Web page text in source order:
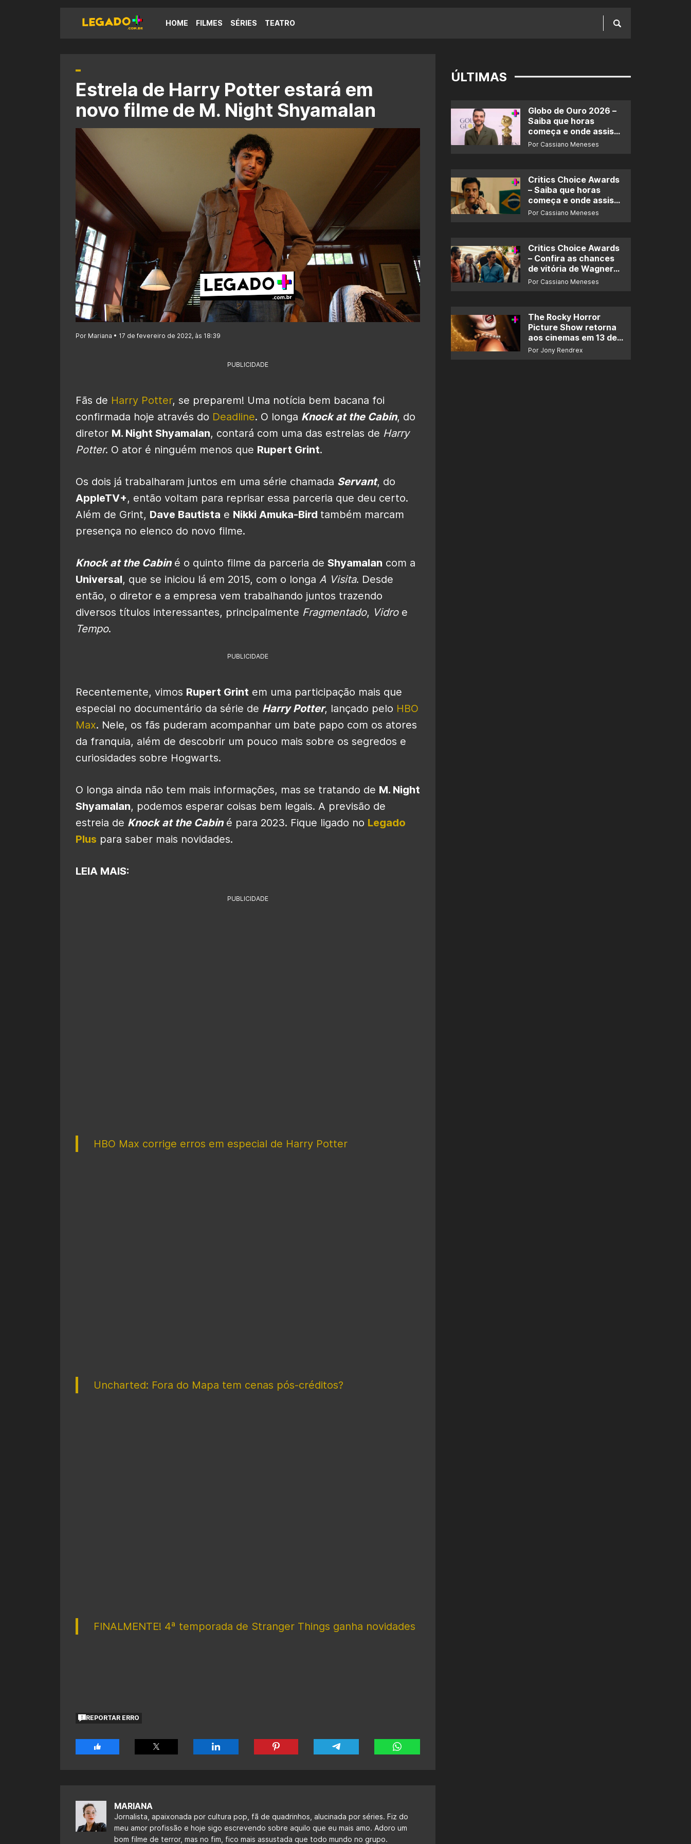
HOME FILMES SÉRIES TEATRO
Estrela de Harry Potter estará em
novo filme de M. Night Shyamalan
Por Mariana • 17 de fevereiro de 2022, às 18:39
PUBLICIDADE
Fãs de Harry Potter, se preparem! Uma notícia bem bacana foi
confirmada hoje através do Deadline. O longa Knock at the Cabin, do
diretor M. Night Shyamalan, contará com uma das estrelas de Harry
Potter. O ator é ninguém menos que Rupert Grint.
Os dois já trabalharam juntos em uma série chamada Servant, do
AppleTV+, então voltam para reprisar essa parceria que deu certo.
Além de Grint, Dave Bautista e Nikki Amuka-Bird também marcam
presença no elenco do novo filme.
Knock at the Cabiné o quinto filme da parceria de Shyamalan com a
Universal, que se iniciou lá em 2015, com o longa A Visita. Desde
então, o diretor e a empresa vem trabalhando juntos trazendo
diversos títulos interessantes, principalmente Fragmentado, Vidroe
Tempo.
PUBLICIDADE
Recentemente, vimos Rupert Grint em uma participação mais que
especial no documentário da série de Harry Potter, lançado pelo HBO
Max. Nele, os fãs puderam acompanhar um bate papo com os atores
da franquia, além de descobrir um pouco mais sobre os segredos e
curiosidades sobre Hogwarts.
O longa ainda não tem mais informações, mas se tratando de M. Night
Shyamalan, podemos esperar coisas bem legais. A previsão de
estreia de Knock at the Cabiné para 2023. Fique ligado no Legado
Plus para saber mais novidades.
LEIA MAIS:
PUBLICIDADE
HBO Max corrige erros em especial de Harry Potter
Uncharted: Fora do Mapa tem cenas pós-créditos?
FINALMENTE! 4ª temporada de Stranger Things ganha novidades
REPORTAR ERRO
MARIANA
Jornalista, apaixonada por cultura pop, fã de quadrinhos, alucinada por séries. Fiz do
meu amor profissão e hoje sigo escrevendo sobre aquilo que eu mais amo. Adoro um
bom filme de terror, mas no fim, fico mais assustada que todo mundo no grupo.
ÚLTIMAS
Globo de Ouro 2026 –
Saiba que horas
começa e onde assistir
ao prêmio
Por Cassiano Meneses
Critics Choice Awards
– Saiba que horas
começa e onde assistir
ao prêmio
Por Cassiano Meneses
Critics Choice Awards
– Confira as chances
de vitória de Wagner
Moura e de ‘O Agente
Por Cassiano Meneses
The Rocky Horror
Picture Show retorna
aos cinemas em 13 de
novembro
Por Jony Rendrex